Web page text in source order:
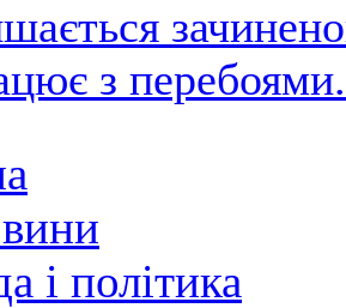
з
і політика